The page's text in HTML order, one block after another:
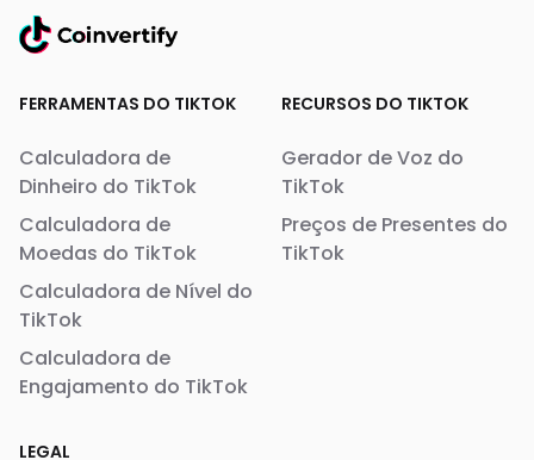
FERRAMENTAS DO TIKTOK
Calculadora de
Dinheiro do TikTok
Calculadora de
Moedas do TikTok
Calculadora de Nível do
TikTok
Calculadora de
Engajamento do TikTok
RECURSOS DO TIKTOK
Gerador de Voz do
TikTok
Preços de Presentes do
TikTok
LEGAL